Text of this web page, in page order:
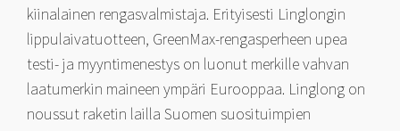
kiinalainen rengasvalmistaja. Erityisesti Linglongin
lippulaivatuotteen, GreenMax-rengasperheen upea
testi- ja myyntimenestys on luonut merkille vahvan
laatumerkin maineen ympäri Eurooppaa. Linglong on
noussut raketin lailla Suomen suosituimpien